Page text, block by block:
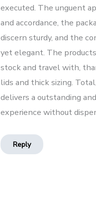
executed. The unguent
and accordance, the
discern sturdy, and the
yet elegant. The
stock and travel with,
lids and thick sizing.
delivers a outstanding
experience without
Reply